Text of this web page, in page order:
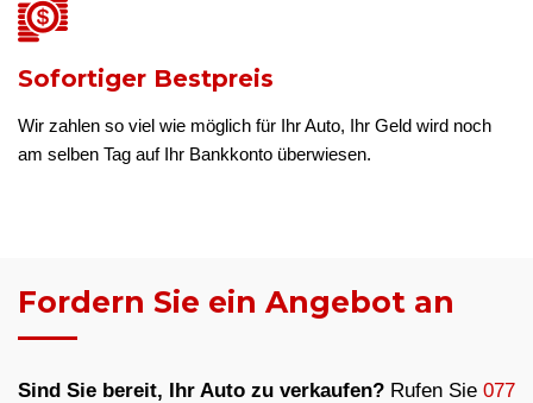
Sofortiger Bestpreis
Wir zahlen so viel wie möglich für Ihr Auto, Ihr Geld wird noch
am selben Tag auf Ihr Bankkonto überwiesen.
Fordern Sie ein Angebot an
Sind Sie bereit, Ihr Auto zu verkaufen? Rufen Sie 077